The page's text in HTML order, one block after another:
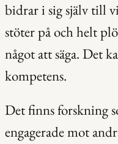
bidrar i sig själv till
stöter på och helt
något att säga. Det
kompetens.
Det finns forskning
engagerade mot